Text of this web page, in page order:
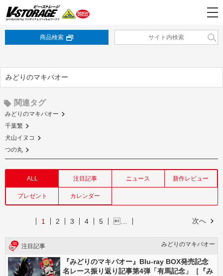
商品検索
みどりのマキバオー
関連タグ
みどりのマキバオー
千葉繁
犬山イヌコ
つの丸
ALL 注目記事 ニュース 新作レビュー
プレゼント カレンダー
次へ
1 2 3 4 5 …
注目記事 みどりのマキバオー
『みどりのマキバオー』Blu-ray BOX発売記念
名レース振り返り記事第4弾「有馬記念」［『み